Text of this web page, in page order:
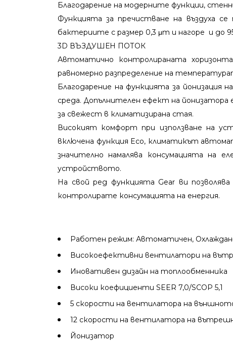
Благодарение на модерните функции,
Функцията за пречистване на въздуха
бактериите с размер 0,3 μm и нагоре и до
3D ВЪЗДУШЕН ПОТОК
Автоматично контролираната
равномерно разпределение на
Благодарение на функцията за йонизация
среда. Допълнителен ефект на
за свежест в климатизирана стая.
Високият комфорт при използване на
включена функция Eco, климатикът
значително намалява консумацията на
устройството.
На свой ред функцията Gear ви
контролирате консумацията на енергия.
Работен режим: Автоматичен,
Високоефективни вентилатори на
Иновативен дизайн на топлообменника
Високи коефициенти SEER 7,0/SCOP 5,1
5 скорости на вентилатора на
12 скорости на вентилатора на
Йонизатор